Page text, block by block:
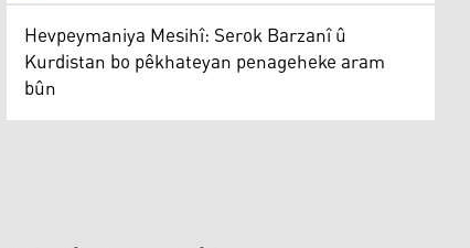
Hevpeymaniya Mesihî: Serok Barzanî û
Kurdistan bo pêkhateyan penageheke aram
bûn